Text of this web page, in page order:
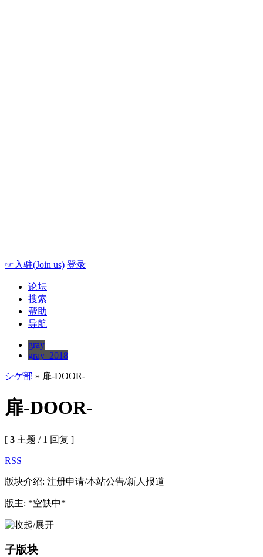
☞入驻(Join us) 登录
论坛
搜索
帮助
导航
gray
gray_2018
シゲ部 » 扉-DOOR-
扉-DOOR-
[ 3 主题 / 1 回复 ]
RSS
版块介绍: 注册申请/本站公告/新人报道
版主: *空缺中*
子版块